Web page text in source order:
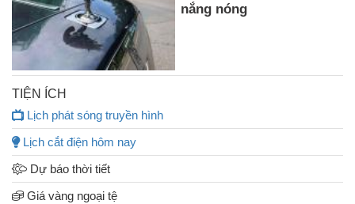
nắng nóng
TIỆN ÍCH
Lịch phát sóng truyền hình
Lịch cắt điện hôm nay
Dự báo thời tiết
Giá vàng ngoại tệ